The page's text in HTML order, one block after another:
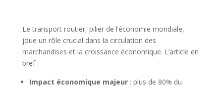
Le transport routier, pilier de l’économie mondiale,
joue un rôle crucial dans la circulation des
marchandises et la croissance économique. L’article en
bref :
Impact économique majeur: plus de 80% du